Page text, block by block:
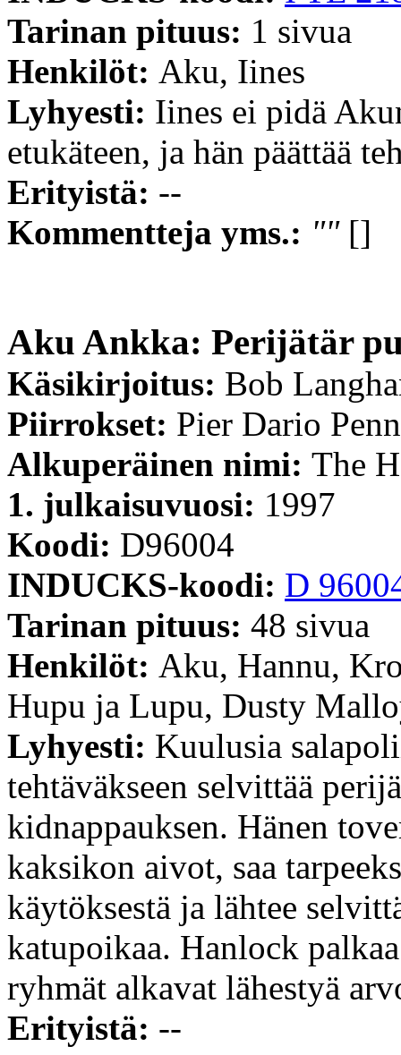
Tarinan pituus: 1 sivua
Henkilöt: Aku, Iines
Lyhyesti: Iines ei pidä
etukäteen, ja hän päättää
Erityistä: --
Kommentteja yms.: ""[]
Aku Ankka: Perijätär
Käsikirjoitus: Bob
Piirrokset: Pier Dario
Alkuperäinen nimi: The
1. julkaisuvuosi: 1997
Koodi: D96004
INDUCKS-koodi: D
Tarinan pituus: 48 sivua
Henkilöt: Aku, Hannu,
Hupu ja Lupu, Dusty
Lyhyesti: Kuulusia
tehtäväkseen selvittää
kidnappauksen. Hänen
kaksikon aivot, saa
käytöksestä ja lähtee
katupoikaa. Hanlock
ryhmät alkavat lähestyä
Erityistä: --